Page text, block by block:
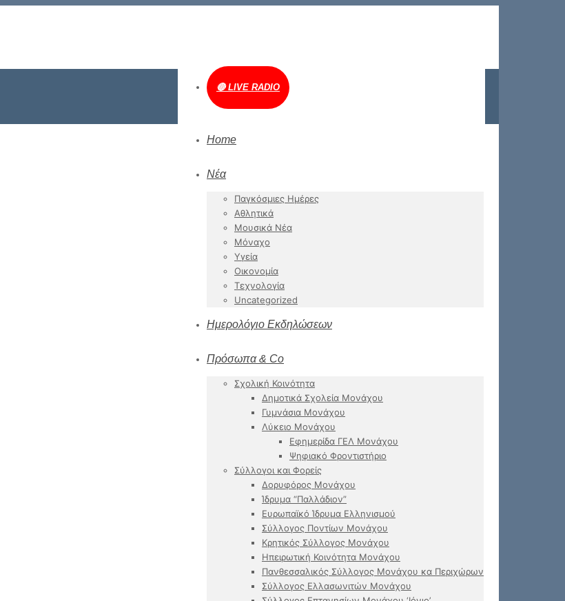
🔴 LIVE RADIO
Home
Νέα
Παγκόσμιες Ημέρες
Αθλητικά
Μουσικά Νέα
Μόναχο
Υγεία
Οικονομία
Τεχνολογία
Uncategorized
Ημερολόγιο Εκδηλώσεων
Πρόσωπα & Co
Σχολική Κοινότητα
Δημοτικά Σχολεία Μονάχου
Γυμνάσια Μονάχου
Λύκειο Μονάχου
Εφημερίδα ΓΕΛ Μονάχου
Ψηφιακό Φροντιστήριο
Σύλλογοι και Φορείς
Δορυφόρος Μονάχου
Ίδρυμα “Παλλάδιον”
Ευρωπαϊκό Ίδρυμα Ελληνισμού
Σύλλογος Ποντίων Μονάχου
Κρητικός Σύλλογος Μονάχου
Ηπειρωτική Κοινότητα Μονάχου
Πανθεσσαλικός Σύλλογος Μονάχου κα Περιχώρων
Σύλλογος Ελλασωνιτών Μονάχου